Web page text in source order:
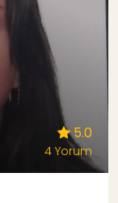
5.0
4 Yorum